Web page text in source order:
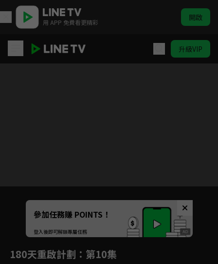
用 APP 免費看更精彩 開啟
升級VIP
Unmute
如有不便請見諒
參加任務賺 POINTS！
登入後即可解鎖專屬任務
180天重啟計劃 ：第10集